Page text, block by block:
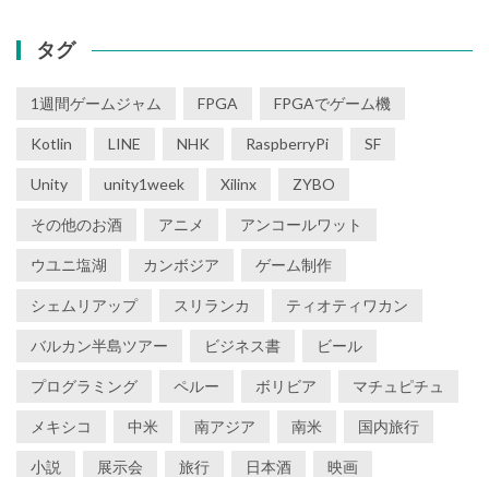
タグ
1週間ゲームジャム FPGA FPGAでゲーム機
Kotlin LINE NHK RaspberryPi SF
Unity unity1week Xilinx ZYBO
その他のお酒 アニメ アンコールワット
ウユニ塩湖 カンボジア ゲーム制作
シェムリアップ スリランカ ティオティワカン
バルカン半島ツアー ビジネス書 ビール
プログラミング ペルー ボリビア マチュピチュ
メキシコ 中米 南アジア 南米 国内旅行
小説 展示会 旅行 日本酒 映画